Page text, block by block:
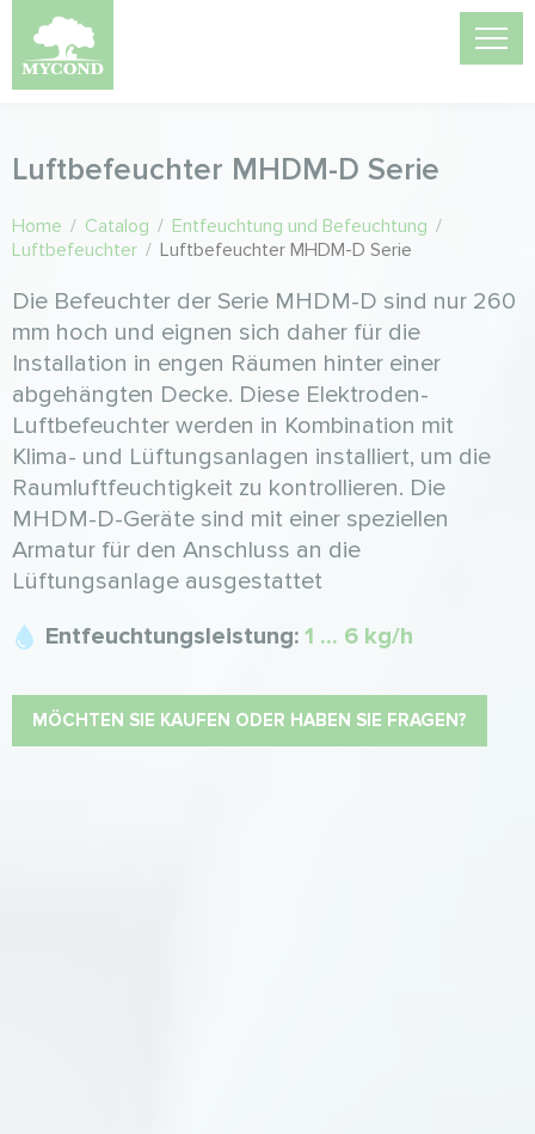
Luftbefeuchter MHDM-D Serie
Home / Catalog / Entfeuchtung und Befeuchtung /
Luftbefeuchter / Luftbefeuchter MHDM-D Serie
Die Befeuchter der Serie MHDM-D sind nur 260
mm hoch und eignen sich daher für die
Installation in engen Räumen hinter einer
abgehängten Decke. Diese Elektroden-
Luftbefeuchter werden in Kombination mit
Klima- und Lüftungsanlagen installiert, um die
Raumluftfeuchtigkeit zu kontrollieren. Die
MHDM-D-Geräte sind mit einer speziellen
Armatur für den Anschluss an die
Lüftungsanlage ausgestattet
Entfeuchtungsleistung: 1 ... 6 kg/h
MÖCHTEN SIE KAUFEN ODER HABEN SIE FRAGEN?